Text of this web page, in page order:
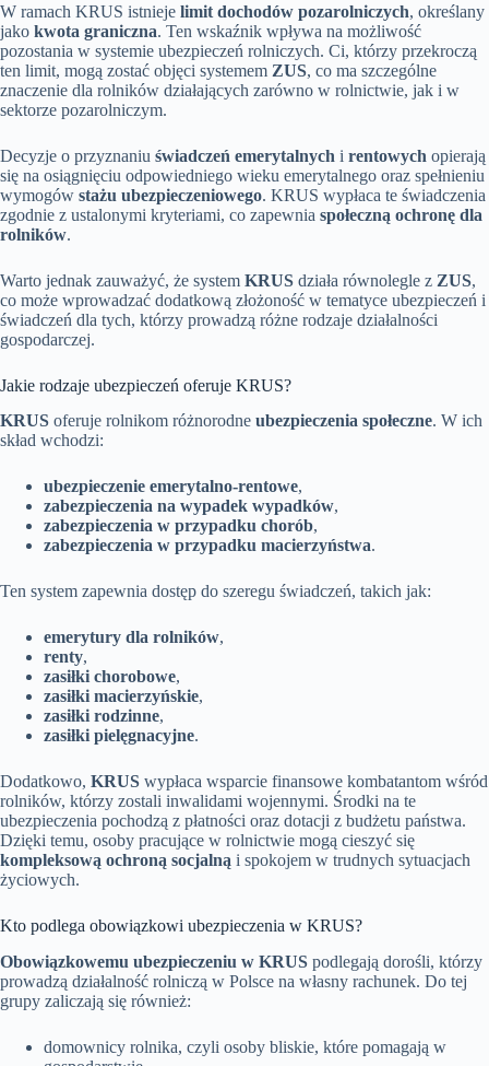
W ramach KRUS istnieje limit dochodów pozarolniczych, określany
jako kwota graniczna. Ten wskaźnik wpływa na możliwość
pozostania w systemie ubezpieczeń rolniczych. Ci, którzy przekroczą
ten limit, mogą zostać objęci systemem ZUS, co ma szczególne
znaczenie dla rolników działających zarówno w rolnictwie, jak i w
sektorze pozarolniczym.
Decyzje o przyznaniu świadczeń emerytalnych i rentowych opierają
się na osiągnięciu odpowiedniego wieku emerytalnego oraz spełnieniu
wymogów stażu ubezpieczeniowego. KRUS wypłaca te świadczenia
zgodnie z ustalonymi kryteriami, co zapewnia społeczną ochronę dla
rolników.
Warto jednak zauważyć, że system KRUS działa równolegle z ZUS,
co może wprowadzać dodatkową złożoność w tematyce ubezpieczeń i
świadczeń dla tych, którzy prowadzą różne rodzaje działalności
gospodarczej.
Jakie rodzaje ubezpieczeń oferuje KRUS?
KRUS oferuje rolnikom różnorodne ubezpieczenia społeczne. W ich
skład wchodzi:
ubezpieczenie emerytalno-rentowe,
zabezpieczenia na wypadek wypadków,
zabezpieczenia w przypadku chorób,
zabezpieczenia w przypadku macierzyństwa.
Ten system zapewnia dostęp do szeregu świadczeń, takich jak:
emerytury dla rolników,
renty,
zasiłki chorobowe,
zasiłki macierzyńskie,
zasiłki rodzinne,
zasiłki pielęgnacyjne.
Dodatkowo, KRUS wypłaca wsparcie finansowe kombatantom wśród
rolników, którzy zostali inwalidami wojennymi. Środki na te
ubezpieczenia pochodzą z płatności oraz dotacji z budżetu państwa.
Dzięki temu, osoby pracujące w rolnictwie mogą cieszyć się
kompleksową ochroną socjalną i spokojem w trudnych sytuacjach
życiowych.
Kto podlega obowiązkowi ubezpieczenia w KRUS?
Obowiązkowemu ubezpieczeniu w KRUS podlegają dorośli, którzy
prowadzą działalność rolniczą w Polsce na własny rachunek. Do tej
grupy zaliczają się również:
domownicy rolnika, czyli osoby bliskie, które pomagają w